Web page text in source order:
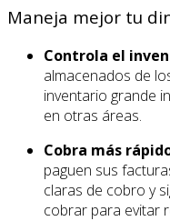
Maneja mejor tu
Controla el
almacenados de
inventario grande
en otras áreas.
Cobra más
paguen sus
claras de cobro y
cobrar para evitar